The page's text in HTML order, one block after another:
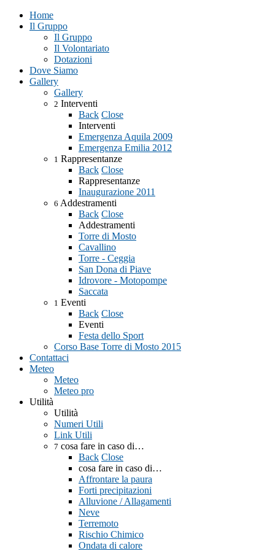
Home
Il Gruppo
Il Gruppo
Il Volontariato
Dotazioni
Dove Siamo
Gallery
Gallery
2 Interventi
Back Close
Interventi
Emergenza Aquila 2009
Emergenza Emilia 2012
1 Rappresentanze
Back Close
Rappresentanze
Inaugurazione 2011
6 Addestramenti
Back Close
Addestramenti
Torre di Mosto
Cavallino
Torre - Ceggia
San Dona di Piave
Idrovore - Motopompe
Saccata
1 Eventi
Back Close
Eventi
Festa dello Sport
Corso Base Torre di Mosto 2015
Contattaci
Meteo
Meteo
Meteo pro
Utilità
Utilità
Numeri Utili
Link Utili
7 cosa fare in caso di…
Back Close
cosa fare in caso di…
Affrontare la paura
Forti precipitazioni
Alluvione / Allagamenti
Neve
Terremoto
Rischio Chimico
Ondata di calore